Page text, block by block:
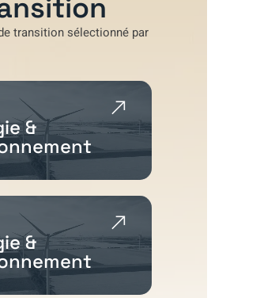
transition sélectionné par
&
&